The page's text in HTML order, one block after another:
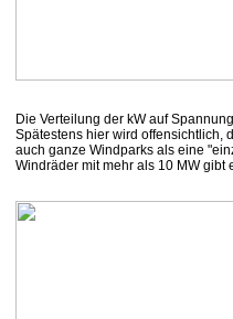
Die Verteilung der kW auf
Spätestens hier wird offensichtlich,
auch ganze Windparks als eine
Windräder mit mehr als 10 MW gibt